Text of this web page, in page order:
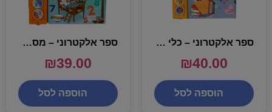
ספר אלקטרוני – כלי נגינה
₪40.00
הוספה לסל
ספר אלקטרוני – מספרים
₪39.00
הוספה לסל